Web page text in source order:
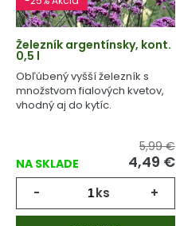
Železník argentínsky, kont.
0,5 l
Obľúbený vyšší železník s
množstvom fialových kvetov,
vhodný aj do kytíc.
NA SKLADE
5,99 €
4,49 €
- ks +